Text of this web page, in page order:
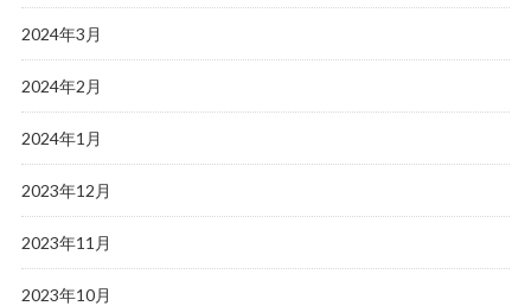
2024年3月
2024年2月
2024年1月
2023年12月
2023年11月
2023年10月